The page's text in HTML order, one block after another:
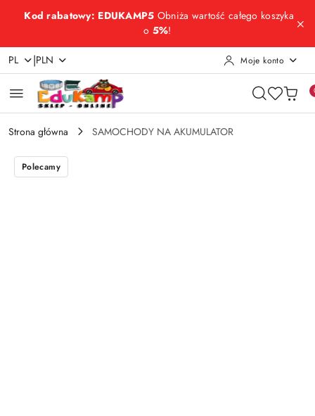
Przejdź do treści głównej
Przejdź do wyszukiwarki
Przejdź do moje konto
Przejdź do menu głównego
Przejdź do opisu produktu
Przejdź do stopki
Kod rabatowy: EDUKAMP5 Obniża wartość całego koszyka
o 5%!
PL |PLN Moje konto
Strona główna SAMOCHODY NA AKUMULATOR
Polecamy